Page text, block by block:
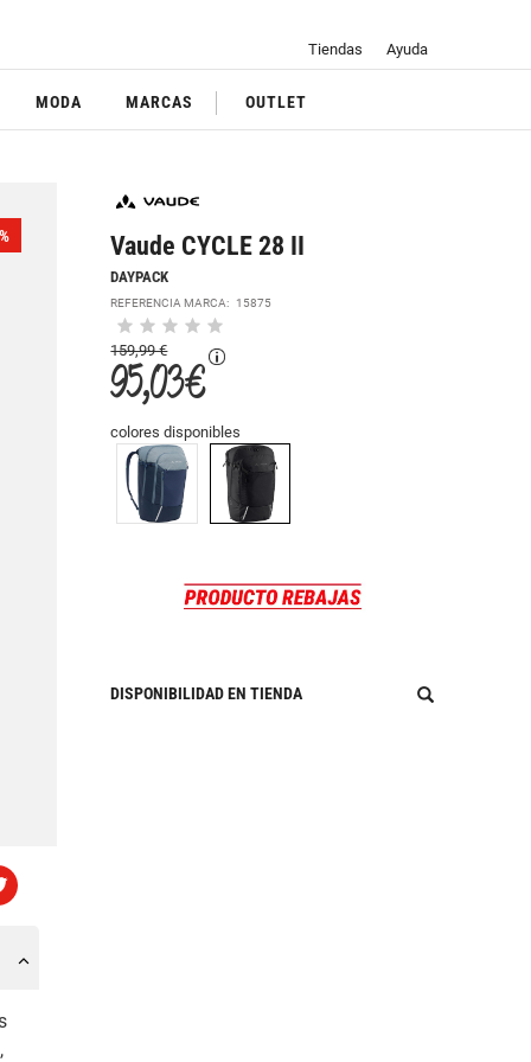
Tiendas Ayuda
MODA MARCAS OUTLET
Vaude CYCLE 28 II
DAYPACK
REFERENCIA MARCA: 15875
159,99 €
95,03 €
colores disponibles
DISPONIBILIDAD EN TIENDA
%